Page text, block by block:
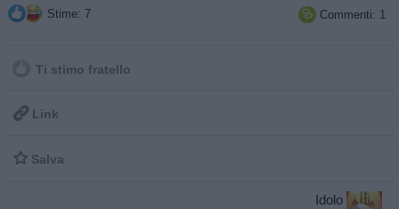
Stime: 7  Commenti: 1
Ti stimo fratello
 Link
 Salva
Idolo